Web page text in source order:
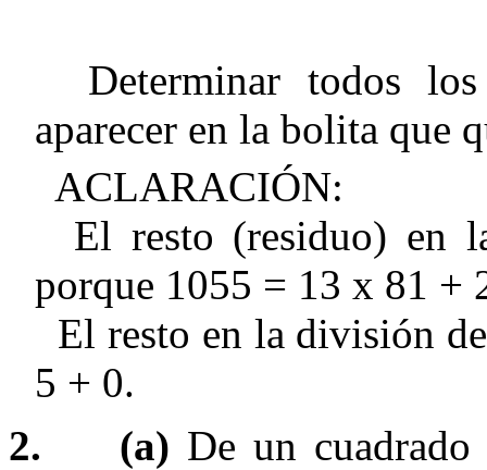
Determinar todos los
aparecer en la bolita que
ACLARACIÓN:
El resto (residuo) en
porque 1055 = 13 x 81 +
El resto en la división
5 + 0.
2.
(a) De un